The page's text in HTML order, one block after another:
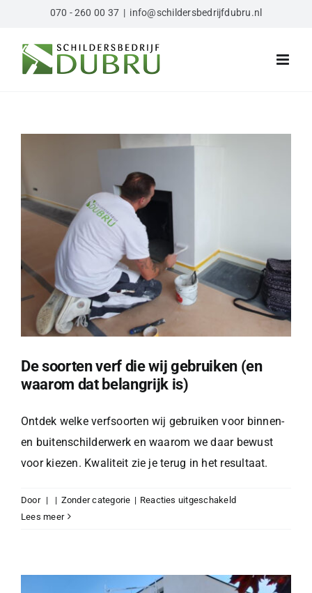
inhoud
070 - 260 00 37 | info@schildersbedrijfdubru.nl
De soorten verf die wij gebruiken (en
waarom dat belangrijk is)
Ontdek welke verfsoorten wij gebruiken voor binnen-
en buitenschilderwerk en waarom we daar bewust
voor kiezen. Kwaliteit zie je terug in het resultaat.
Door | | Zonder categorie | Reacties uitgeschakeldvoor
wij
Lees meer